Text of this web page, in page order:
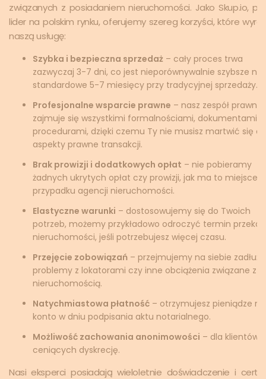
związanych z posiadaniem nieruchomości. Jako Skup.io,
lider na polskim rynku, oferujemy szereg korzyści, które
naszą usługę:
Szybka i bezpieczna sprzedaż – cały proces trwa
zazwyczaj 3-7 dni, co jest nieporównywalnie szybsze niż
standardowe 5-7 miesięcy przy tradycyjnej sprzedaży.
Profesjonalne wsparcie prawne – nasz zespół
zajmuje się wszystkimi formalnościami, dokumentami i
procedurami, dzięki czemu Ty nie musisz martwić się o
aspekty prawne transakcji.
Brak prowizji i dodatkowych opłat – nie pobieramy
żadnych ukrytych opłat czy prowizji, jak ma to miejsce w
przypadku agencji nieruchomości.
Elastyczne warunki – dostosowujemy się do Twoich
potrzeb, możemy przykładowo odroczyć termin
nieruchomości, jeśli potrzebujesz więcej czasu.
Przejęcie zobowiązań – przejmujemy na siebie
problemy z lokatorami czy inne obciążenia związane z
nieruchomością.
Natychmiastowa płatność – otrzymujesz pieniądze na
konto w dniu podpisania aktu notarialnego.
Możliwość zachowania anonimowości – dla klientów
ceniących dyskrecję.
Nasi eksperci posiadają wieloletnie doświadczenie i